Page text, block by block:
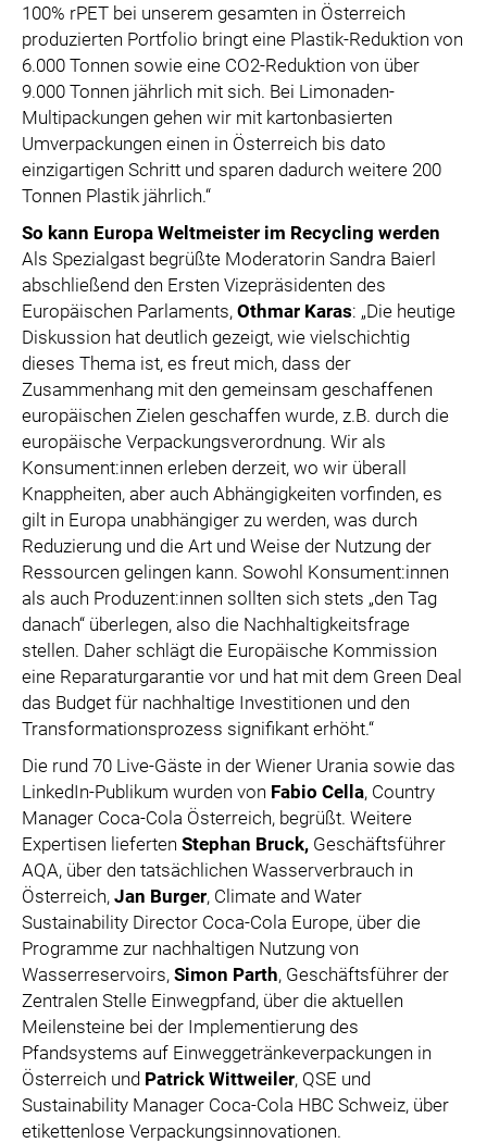
100% rPET bei unserem gesamten in Österreich
produzierten Portfolio bringt eine Plastik-Reduktion von
6.000 Tonnen sowie eine CO2-Reduktion von über
9.000 Tonnen jährlich mit sich. Bei Limonaden-
Multipackungen gehen wir mit kartonbasierten
Umverpackungen einen in Österreich bis dato
einzigartigen Schritt und sparen dadurch weitere 200
Tonnen Plastik jährlich.“
So kann Europa Weltmeister im Recycling werden
Als Spezialgast begrüßte Moderatorin Sandra Baierl
abschließend den Ersten Vizepräsidenten des
Europäischen Parlaments, Othmar Karas: „Die heutige
Diskussion hat deutlich gezeigt, wie vielschichtig
dieses Thema ist, es freut mich, dass der
Zusammenhang mit den gemeinsam geschaffenen
europäischen Zielen geschaffen wurde, z.B. durch die
europäische Verpackungsverordnung. Wir als
Konsument:innen erleben derzeit, wo wir überall
Knappheiten, aber auch Abhängigkeiten vorfinden, es
gilt in Europa unabhängiger zu werden, was durch
Reduzierung und die Art und Weise der Nutzung der
Ressourcen gelingen kann. Sowohl Konsument:innen
als auch Produzent:innen sollten sich stets „den Tag
danach“ überlegen, also die Nachhaltigkeitsfrage
stellen. Daher schlägt die Europäische Kommission
eine Reparaturgarantie vor und hat mit dem Green Deal
das Budget für nachhaltige Investitionen und den
Transformationsprozess signifikant erhöht.“
Die rund 70 Live-Gäste in der Wiener Urania sowie das
LinkedIn-Publikum wurden von Fabio Cella, Country
Manager Coca-Cola Österreich, begrüßt. Weitere
Expertisen lieferten Stephan Bruck, Geschäftsführer
AQA, über den tatsächlichen Wasserverbrauch in
Österreich, Jan Burger, Climate and Water
Sustainability Director Coca-Cola Europe, über die
Programme zur nachhaltigen Nutzung von
Wasserreservoirs, Simon Parth, Geschäftsführer der
Zentralen Stelle Einwegpfand, über die aktuellen
Meilensteine bei der Implementierung des
Pfandsystems auf Einweggetränkeverpackungen in
Österreich und Patrick Wittweiler, QSE und
Sustainability Manager Coca-Cola HBC Schweiz, über
etikettenlose Verpackungsinnovationen.